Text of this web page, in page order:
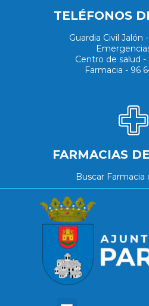
TELÉFONOS
Guardia Civil Jalón
Centro de salud -
Farmacia - 96
FARMACIAS
Buscar Farmacia